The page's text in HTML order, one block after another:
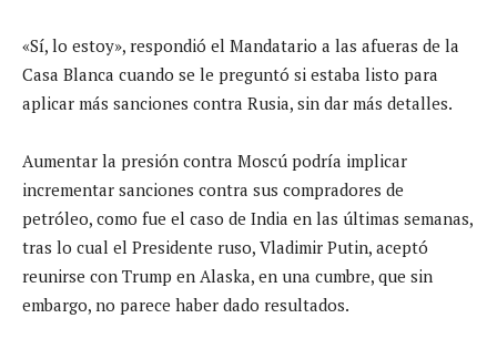
«Sí, lo estoy», respondió el Mandatario a las afueras de la
Casa Blanca cuando se le preguntó si estaba listo para
aplicar más sanciones contra Rusia, sin dar más detalles.
Aumentar la presión contra Moscú podría implicar
incrementar sanciones contra sus compradores de
petróleo, como fue el caso de India en las últimas semanas,
tras lo cual el Presidente ruso, Vladimir Putin, aceptó
reunirse con Trump en Alaska, en una cumbre, que sin
embargo, no parece haber dado resultados.